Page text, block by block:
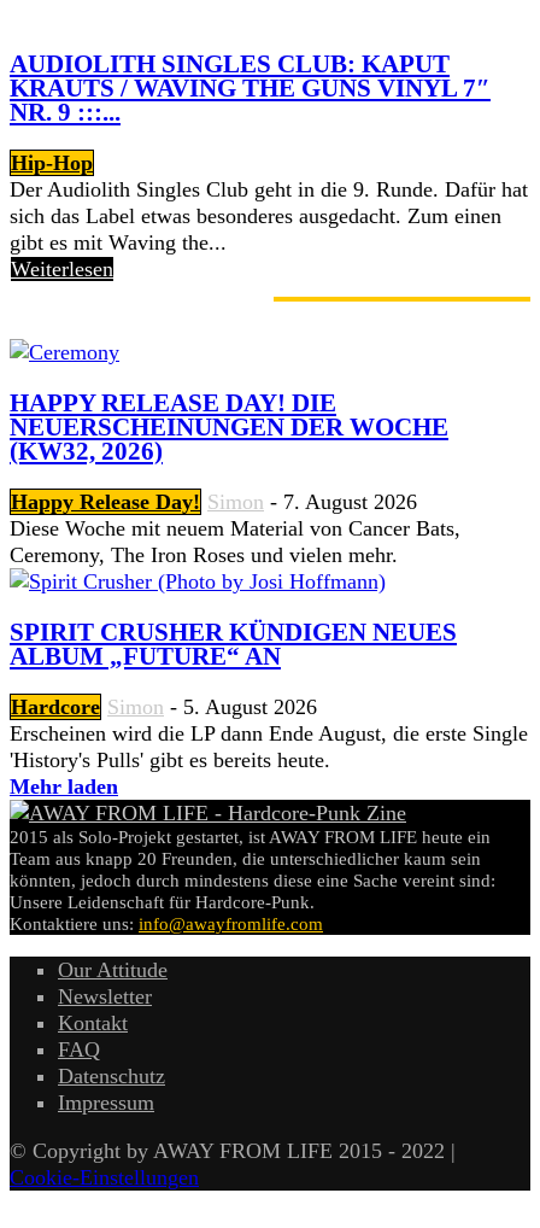
AUDIOLITH SINGLES CLUB: KAPUT
KRAUTS / WAVING THE GUNS VINYL 7″
NR. 9 :::...
Hip-Hop
Der Audiolith Singles Club geht in die 9. Runde. Dafür hat
sich das Label etwas besonderes ausgedacht. Zum einen
gibt es mit Waving the...
Weiterlesen
HAPPY RELEASE DAY! DIE
NEUERSCHEINUNGEN DER WOCHE
(KW32, 2026)
Happy Release Day! Simon - 7. August 2026
Diese Woche mit neuem Material von Cancer Bats,
Ceremony, The Iron Roses und vielen mehr.
SPIRIT CRUSHER KÜNDIGEN NEUES
ALBUM „FUTURE“ AN
Hardcore Simon - 5. August 2026
Erscheinen wird die LP dann Ende August, die erste Single
'History's Pulls' gibt es bereits heute.
Mehr laden
2015 als Solo-Projekt gestartet, ist AWAY FROM LIFE heute ein
Team aus knapp 20 Freunden, die unterschiedlicher kaum sein
könnten, jedoch durch mindestens diese eine Sache vereint sind:
Unsere Leidenschaft für Hardcore-Punk.
Kontaktiere uns: info@awayfromlife.com
Our Attitude
Newsletter
Kontakt
FAQ
Datenschutz
Impressum
© Copyright by AWAY FROM LIFE 2015 - 2022 |
Cookie-Einstellungen